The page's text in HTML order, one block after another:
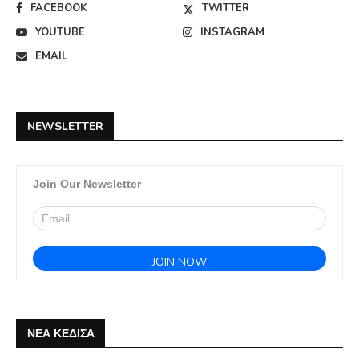
FACEBOOK
TWITTER
YOUTUBE
INSTAGRAM
EMAIL
NEWSLETTER
Join Our Newsletter
ΝΕΑ ΚΕΔΙΣΑ